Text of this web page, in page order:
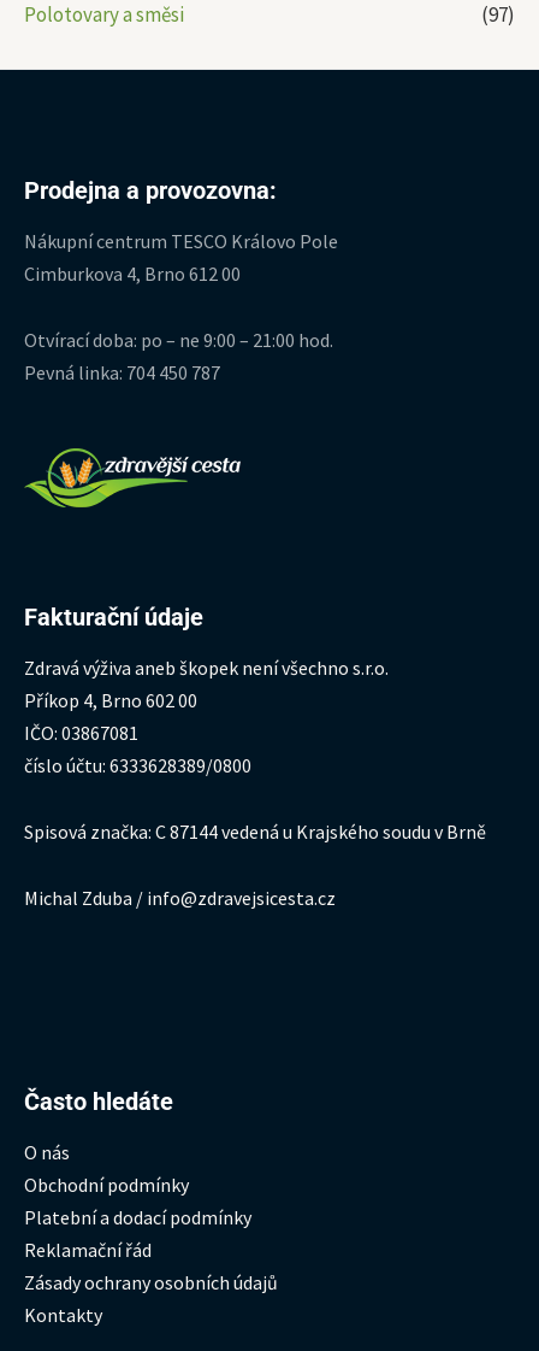
Polotovary a směsi
(97)
Prodejna a provozovna:
Nákupní centrum TESCO Královo Pole
Cimburkova 4, Brno 612 00
Otvírací doba: po – ne 9:00 – 21:00 hod.
Pevná linka: 704 450 787
Fakturační údaje
Zdravá výživa aneb škopek není všechno s.r.o.
Příkop 4, Brno 602 00
IČO: 03867081
číslo účtu: 6333628389/0800
Spisová značka: C 87144 vedená u Krajského soudu v Brně
Michal Zduba / info@zdravejsicesta.cz
Často hledáte
O nás
Obchodní podmínky
Platební a dodací podmínky
Reklamační řád
Zásady ochrany osobních údajů
Kontakty
Hledat: